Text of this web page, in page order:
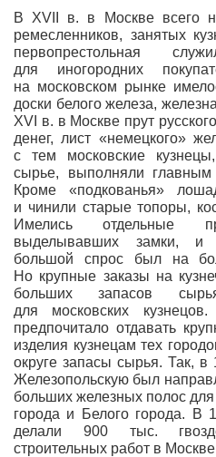
В XVII в. в Москве всего
ремесленников, занятых
первопрестольная
для иногородних
на московском рынке
доски белого железа,
XVI в. в Москве прут
денег, лист «немецкого»
с тем московские
сырье, выполняли
Кроме «подкованья»
и чинили старые топоры,
Имелись отдельные
выделывавших замки, и
большой спрос был на
Но крупные заказы на
больших запасов
для московских
предпочитало отдавать
изделия кузнецам тех
округе запасы сырья. Так,
Железопольскую был
больших железных полос
города и Белого города. В
делали 900 тыс.
строительных работ в